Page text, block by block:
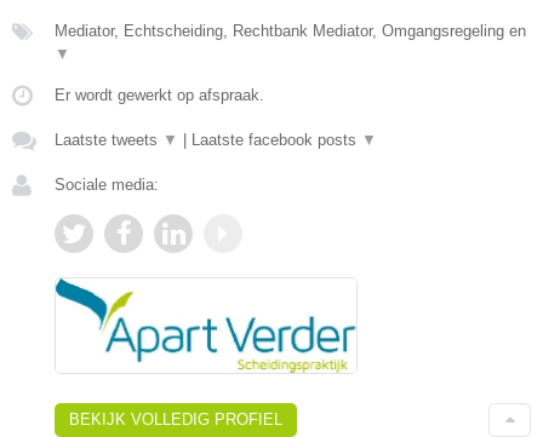
Mediator, Echtscheiding, Rechtbank Mediator, Omgangsregeling en
▼
Er wordt gewerkt op afspraak.
Laatste tweets ▼ | Laatste facebook posts ▼
Sociale media:
BEKIJK VOLLEDIG PROFIEL